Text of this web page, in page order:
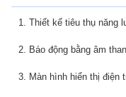
1. Thiết kế tiêu thụ
2. Báo động bằng âm
3. Màn hình hiển thị điện